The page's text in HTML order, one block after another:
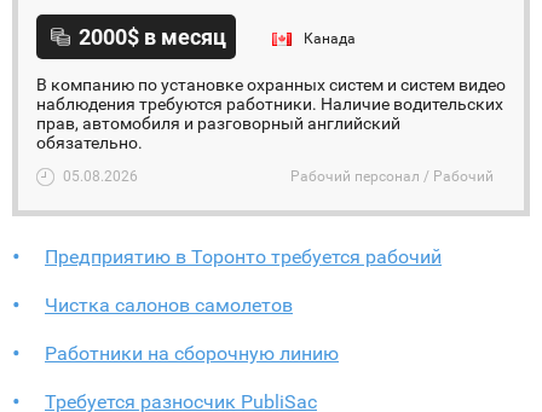
2000$ в месяц Канада
В компанию по установке охранных систем и систем видео
наблюдения требуются работники. Наличие водительских
прав, автомобиля и разговорный английский
обязательно.
05.08.2026 Рабочий персонал / Рабочий
Предприятию в Торонто требуется рабочий
Чистка салонов самолетов
Работники на сборочную линию
Требуется разносчик PubliSac